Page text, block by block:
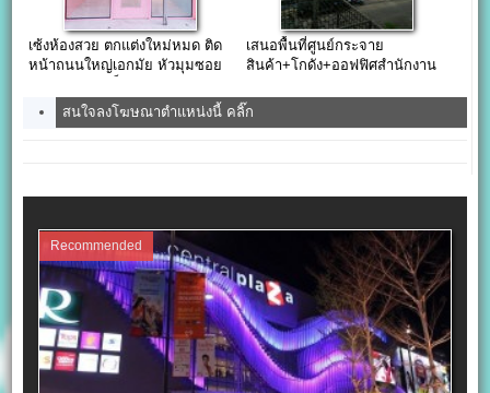
เซ้งห้องสวย ตกแต่งใหม่หมด ติด
หน้าถนนใหญ่เอกมัย หัวมุมซอย
เสนอพื้นที่ศูนย์กระจาย
สินค้า+โกดัง+ออฟฟิศสำนักงาน
สนใจลงโฆษณาตำแหน่งนี้ คลิ๊ก
Recommended